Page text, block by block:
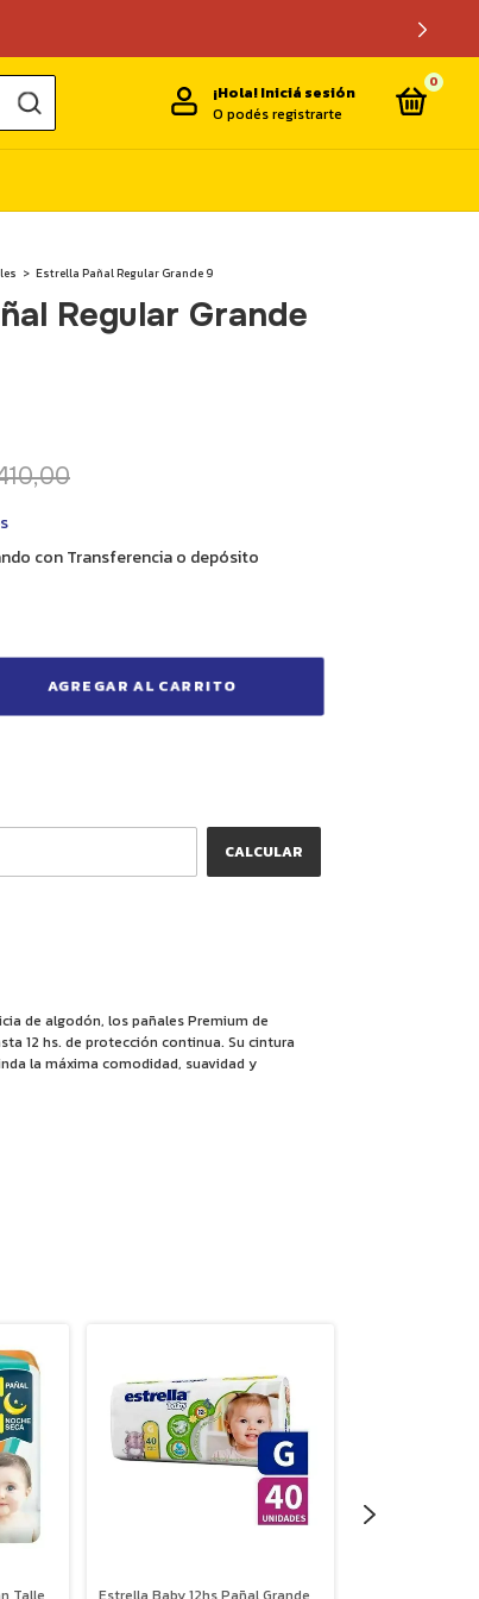
¡Hola!Iniciá sesión
O podés registrarte
0
> Estrella Pañal Regular Grande 9
Regular Grande
con Transferencia o depósito
CALCULAR
de algodón, los pañales Premium de
12 hs. de protección continua. Su cintura
la máxima comodidad, suavidad y